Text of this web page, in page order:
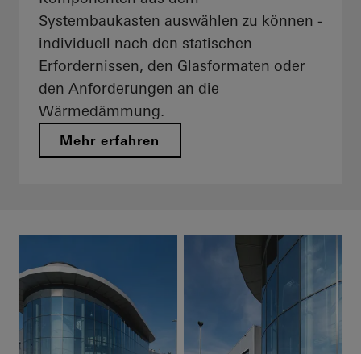
Systembaukasten auswählen zu können -
individuell nach den statischen
Erfordernissen, den Glasformaten oder
den Anforderungen an die
Wärmedämmung.
Mehr erfahren